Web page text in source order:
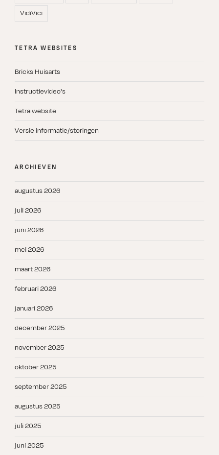
VidiVici
TETRA WEBSITES
Bricks Huisarts
Instructievideo's
Tetra website
Versie informatie/storingen
ARCHIEVEN
augustus 2026
juli 2026
juni 2026
mei 2026
maart 2026
februari 2026
januari 2026
december 2025
november 2025
oktober 2025
september 2025
augustus 2025
juli 2025
juni 2025